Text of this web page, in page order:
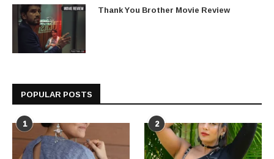
Thank You Brother Movie Review
POPULAR POSTS
1 2